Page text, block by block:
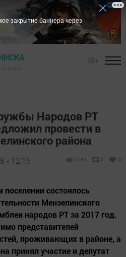
Народов РТ
провести в
района
- 12:15 1582 0 0
состоялось
Мензелинского
народов РТ за 2017 год.
представителей
проживающих в районе, а
принял участие и депутат
закрытие баннера через